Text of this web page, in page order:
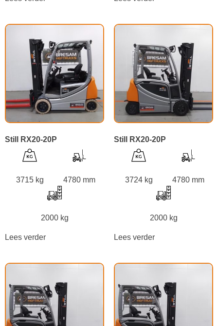
Still RX20-20P
3715 kg 4780 mm
2000 kg
Lees verder
Still RX20-20P
3724 kg 4780 mm
2000 kg
Lees verder